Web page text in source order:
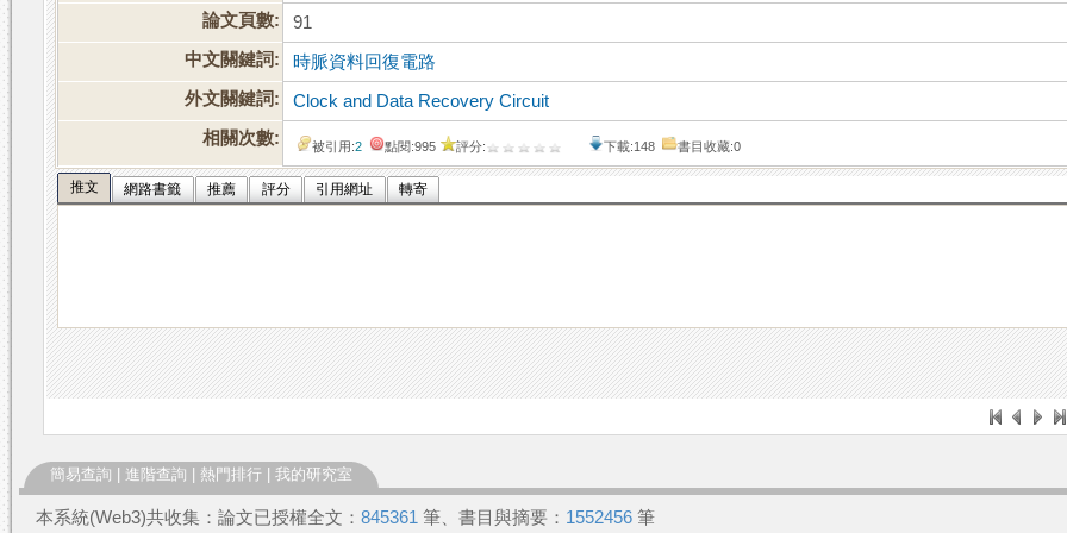
論文頁數:
91
中文關鍵詞:
時脈資料回復電路
外文關鍵詞:
Clock and Data Recovery Circuit
相關次數:
被引用:2 點閱:995 評分: 下載:148 書目收藏:0
推文 網路書籤 推薦 評分 引用網址 轉寄
簡易查詢 進階查詢 熱門排行 我的研究室
本系統(Web3)共收集：論文已授權全文： 845361 筆、書目與摘要： 1552456 筆